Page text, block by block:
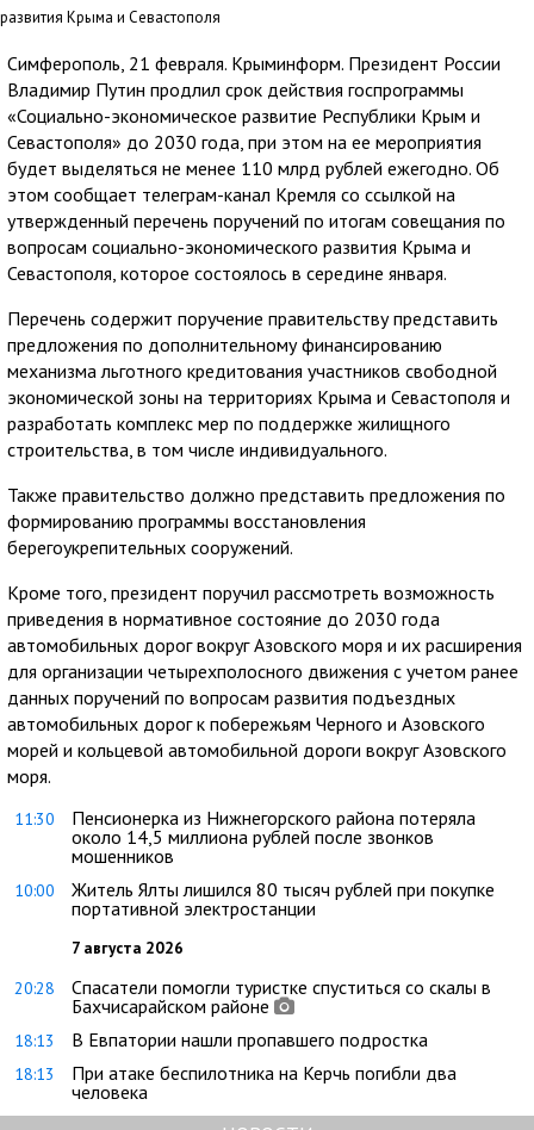
развития Крыма и Севастополя
Симферополь, 21 февраля. Крыминформ. Президент России
Владимир Путин продлил срок действия госпрограммы
«Социально-экономическое развитие Республики Крым и
Севастополя» до 2030 года, при этом на ее мероприятия
будет выделяться не менее 110 млрд рублей ежегодно. Об
этом сообщает телеграм-канал Кремля со ссылкой на
утвержденный перечень поручений по итогам совещания по
вопросам социально-экономического развития Крыма и
Севастополя, которое состоялось в середине января.
Перечень содержит поручение правительству представить
предложения по дополнительному финансированию
механизма льготного кредитования участников свободной
экономической зоны на территориях Крыма и Севастополя и
разработать комплекс мер по поддержке жилищного
строительства, в том числе индивидуального.
Также правительство должно представить предложения по
формированию программы восстановления
берегоукрепительных сооружений.
Кроме того, президент поручил рассмотреть возможность
приведения в нормативное состояние до 2030 года
автомобильных дорог вокруг Азовского моря и их расширения
для организации четырехполосного движения с учетом ранее
данных поручений по вопросам развития подъездных
автомобильных дорог к побережьям Черного и Азовского
морей и кольцевой автомобильной дороги вокруг Азовского
моря.
11:30
Пенсионерка из Нижнегорского района потеряла
около 14,5 миллиона рублей после звонков
мошенников
10:00
Житель Ялты лишился 80 тысяч рублей при покупке
портативной электростанции
7 августа 2026
20:28
Спасатели помогли туристке спуститься со скалы в
Бахчисарайском районе
18:13 В Евпатории нашли пропавшего подростка
18:13
При атаке беспилотника на Керчь погибли два
человека